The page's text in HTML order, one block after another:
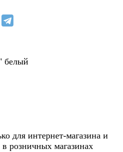
белый
для интернет-магазина и
розничных магазинах